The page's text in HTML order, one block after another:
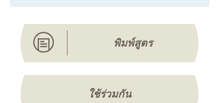
พิมพ์สูตร
ใช้ร่วมกัน